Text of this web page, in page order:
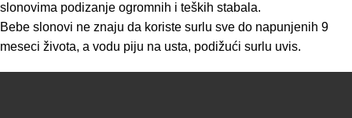
slonovima podizanje ogromnih i teških stabala.
Bebe slonovi ne znaju da koriste surlu sve do napunjenih 9
meseci života, a vodu piju na usta, podižući surlu uvis.